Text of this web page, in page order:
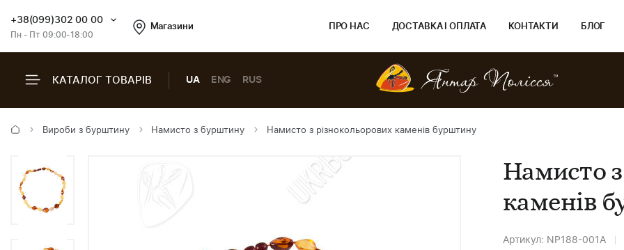
+38(099)302 00 00
Пн - Пт 09:00-18:00
Магазини ПРО НАС ДОСТАВКА І ОПЛАТА КОНТАКТИ БЛОГ
КАТАЛОГ ТОВАРІВ UA ENG RUS
Вироби з бурштину Намисто з бурштину Намисто з різнокольорових каменів бурштину
Намисто
каменів
Артикул: NP188-001A